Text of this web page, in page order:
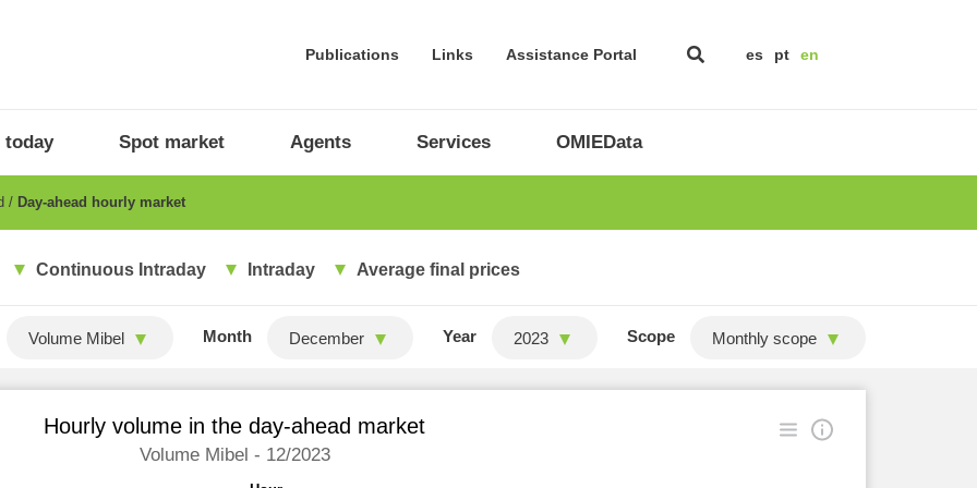
Publications Links Assistance Portal es pt en
today Spot market Agents Services OMIEData
Day-ahead hourly market
Continuous Intraday Intraday Average final prices
Volume Mibel Month December Year 2023 Scope Monthly scope
Hourly volume in the day-ahead market
Volume Mibel - 12/2023